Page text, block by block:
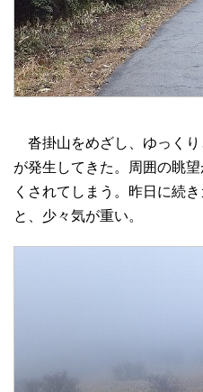
沓掛山をめざし、ゆっくり
が発生してきた。周囲の眺
くされてしまう。昨日に続
と、少々気が重い。